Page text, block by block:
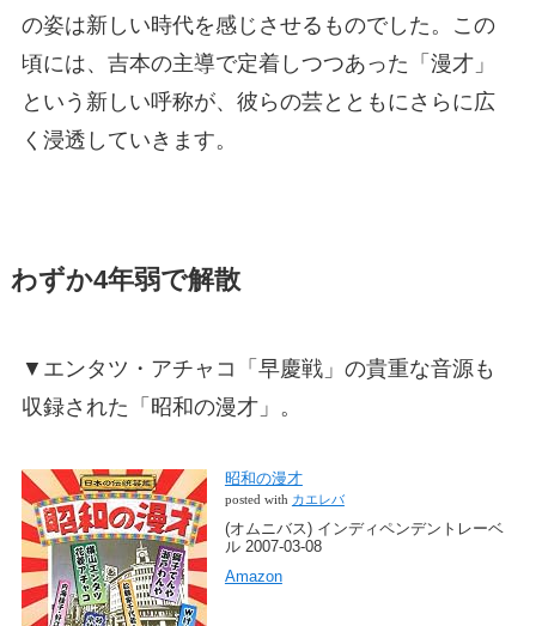
の姿は新しい時代を感じさせるものでした。この
頃には、吉本の主導で定着しつつあった「漫才」
という新しい呼称が、彼らの芸とともにさらに広
く浸透していきます。
わずか4年弱で解散
▼エンタツ・アチャコ「早慶戦」の貴重な音源も
収録された「昭和の漫才」。
昭和の漫才
posted with カエレバ
(オムニバス) インディペンデントレーベ
ル 2007-03-08
Amazon